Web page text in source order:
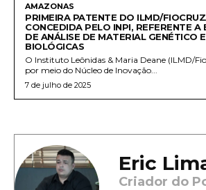
AMAZONAS
PRIMEIRA PATENTE DO ILMD/
CONCEDIDA PELO INPI, REFERENTE A
DE ANÁLISE DE MATERIAL GENÉTICO
BIOLÓGICAS
O Instituto Leônidas & Maria Deane (ILMD/
por meio do Núcleo de Inovação...
7 de julho de 2025
Eric
Criador do